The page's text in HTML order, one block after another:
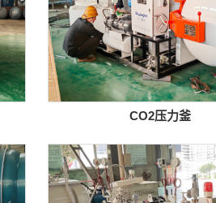
CO2压力釜